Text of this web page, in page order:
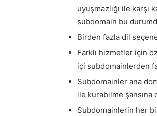
uyuşmazlığı ile karşı
subdomain bu
Birden fazla dil
Farklı hizmetler için
içi subdomainlerden
Subdomainler ana
ile kurabilme şansına
Subdomainlerin her